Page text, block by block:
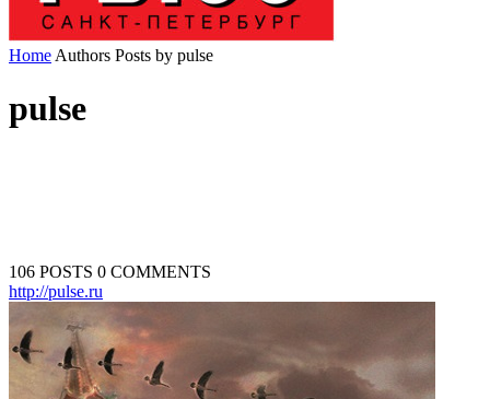
Home Authors Posts by pulse
pulse
106 POSTS 0 COMMENTS
http://pulse.ru